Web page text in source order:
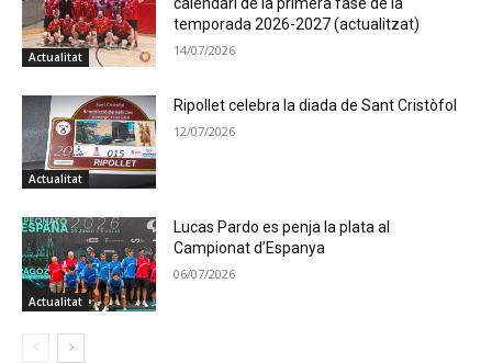
Actualitat
temporada 2026-2027 (actualitzat)
14/07/2026
Actualitat
Ripollet celebra la diada de Sant Cristòfol
12/07/2026
Actualitat
Lucas Pardo es penja la plata al
Campionat d’Espanya
06/07/2026